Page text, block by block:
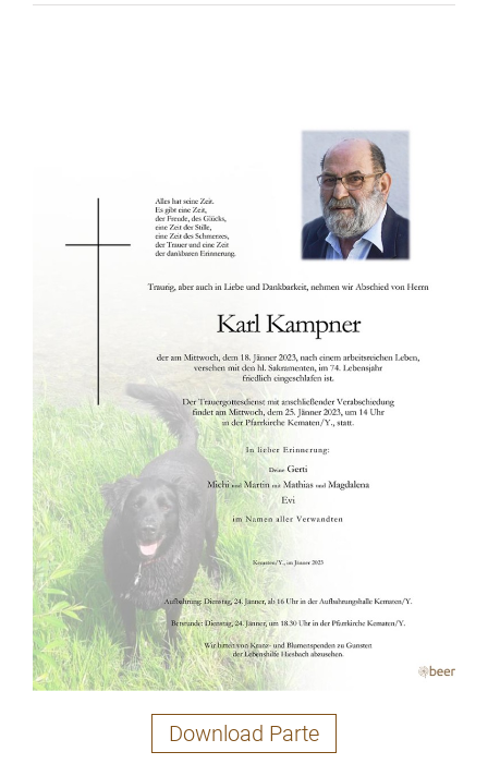
Download Parte